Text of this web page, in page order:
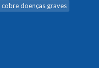
doenças graves